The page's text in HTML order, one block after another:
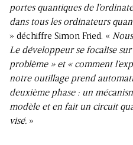
portes quantiques de
dans tous les ordinateurs
» déchiffre Simon Fried. «
Le développeur se focalise sur
problème » et « comment
notre outillage prend
deuxième phase : un
modèle et en fait un circuit
visé. »